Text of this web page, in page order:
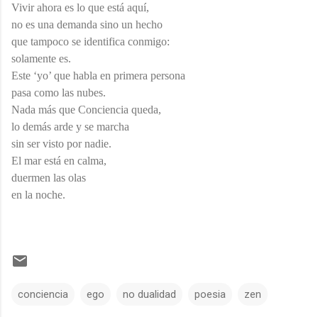
Vivir ahora es lo que está aquí,
no es una demanda sino un hecho
que tampoco se identifica conmigo:
solamente es.
Este ‘yo’ que habla en primera persona
pasa como las nubes.
Nada más que Conciencia queda,
lo demás arde y se marcha
sin ser visto por nadie.
El mar está en calma,
duermen las olas
en la noche.
conciencia ego no dualidad poesia zen